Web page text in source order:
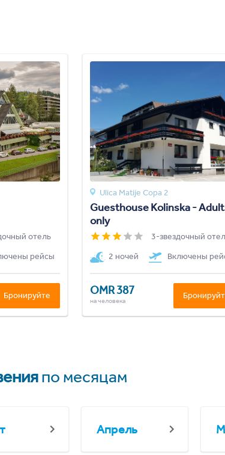
отель
рейсы
Бронируйте
Ulica Matije Copa 2
Guesthouse Kolinska -
only
3-звездочный
2 ночей
Включены
OMR 387
на человека
по месяцам
Апрель